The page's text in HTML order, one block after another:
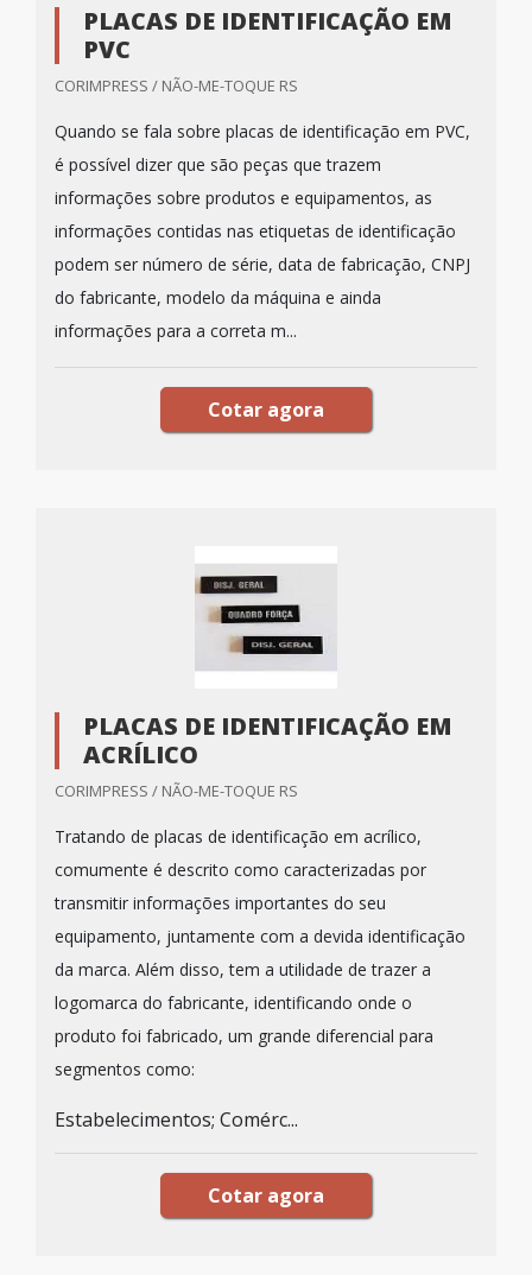
PLACAS DE IDENTIFICAÇÃO EM
PVC
CORIMPRESS / NÃO-ME-TOQUE RS
Quando se fala sobre placas de identificação em PVC,
é possível dizer que são peças que trazem
informações sobre produtos e equipamentos, as
informações contidas nas etiquetas de identificação
podem ser número de série, data de fabricação, CNPJ
do fabricante, modelo da máquina e ainda
informações para a correta m...
Cotar agora
PLACAS DE IDENTIFICAÇÃO EM
ACRÍLICO
CORIMPRESS / NÃO-ME-TOQUE RS
Tratando de placas de identificação em acrílico,
comumente é descrito como caracterizadas por
transmitir informações importantes do seu
equipamento, juntamente com a devida identificação
da marca. Além disso, tem a utilidade de trazer a
logomarca do fabricante, identificando onde o
produto foi fabricado, um grande diferencial para
segmentos como:
Estabelecimentos; Comérc...
Cotar agora